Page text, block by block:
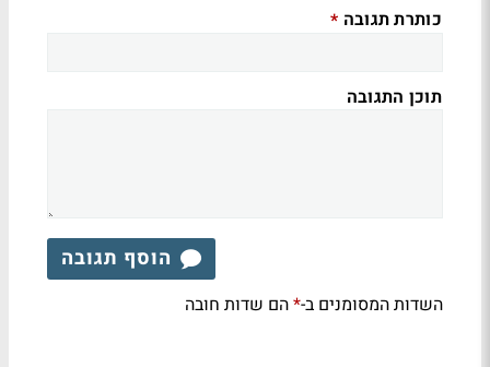
כותרת תגובה *
תוכן התגובה
הוסף תגובה
השדות המסומנים ב-*הם שדות חובה